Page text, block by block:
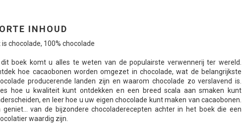
INHOUD
is chocolade, 100% chocolade
dit boek komt u alles te weten van de populairste verwennerij ter wereld.
hoe cacaobonen worden omgezet in chocolade, wat de belangrijkste
producerende landen zijn en waarom chocolade zo verslavend is.
hoe u kwaliteit kunt ontdekken en een breed scala aan smaken kunt
en leer hoe u uw eigen chocolade kunt maken van cacaobonen.
geniet... van de bijzondere chocoladerecepten achter in het boek die een
waardig zijn.